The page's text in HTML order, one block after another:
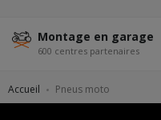
Accueil Pneus moto
Montage en garage
600 centres partenaires